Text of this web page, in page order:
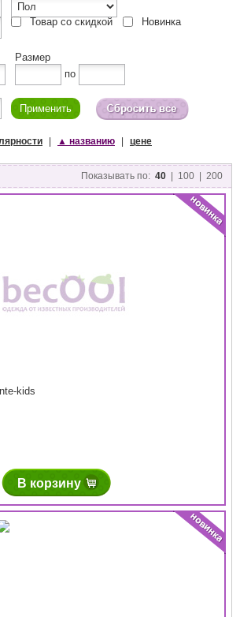
Товар со скидкой Новинка
Размер
по
▲ названию цене
Показывать по: 40 100 200
kids
В корзину